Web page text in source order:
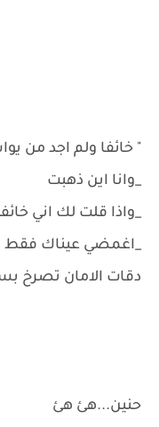
" خائفا ولم اجد من
_وانا اين ذهبت
_واذا قلت لك اني
_اغمضي عيناك
دقات الامان تصرخ
حنين...هئ هئ